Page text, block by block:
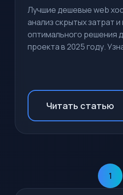
Лучшие дешевые web
анализ скрытых затрат
оптимального решения
проекта в 2025 году.
Читать статью
1